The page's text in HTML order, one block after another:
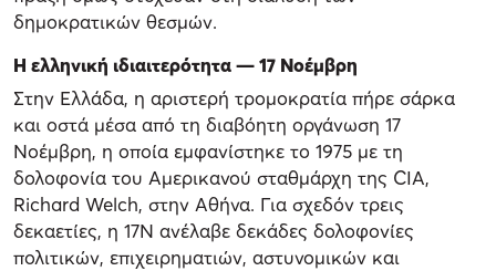
δημοκρατικών θεσμών.
Η ελληνική ιδιαιτερότητα — 17 Νοέμβρη
Στην Ελλάδα, η αριστερή τρομοκρατία πήρε σάρκα
και οστά μέσα από τη διαβόητη οργάνωση 17
Νοέμβρη, η οποία εμφανίστηκε το 1975 με τη
δολοφονία του Αμερικανού σταθμάρχη της CIA,
Richard Welch, στην Αθήνα. Για σχεδόν τρεις
δεκαετίες, η 17Ν ανέλαβε δεκάδες δολοφονίες
πολιτικών, επιχειρηματιών, αστυνομικών και